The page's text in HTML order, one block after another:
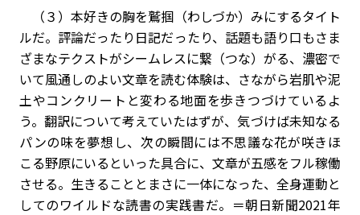
（３）本好きの胸を鷲掴（わしづか）みにするタイト
ルだ。評論だったり日記だったり、話題も語り口もさま
ざまなテクストがシームレスに繋（つな）がる、濃密で
いて風通しのよい文章を読む体験は、さながら岩肌や泥
土やコンクリートと変わる地面を歩きつづけているよ
う。翻訳について考えていたはずが、気づけば未知なる
パンの味を夢想し、次の瞬間には不思議な花が咲きほ
こる野原にいるといった具合に、文章が五感をフル稼働
させる。生きることとまさに一体になった、全身運動と
してのワイルドな読書の実践書だ。＝朝日新聞2021年